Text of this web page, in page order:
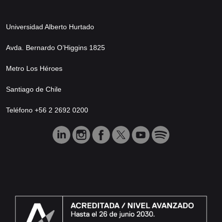
Universidad Alberto Hurtado
Avda. Bernardo O’Higgins 1825
Metro Los Héroes
Santiago de Chile
Teléfono +56 2 2692 0200